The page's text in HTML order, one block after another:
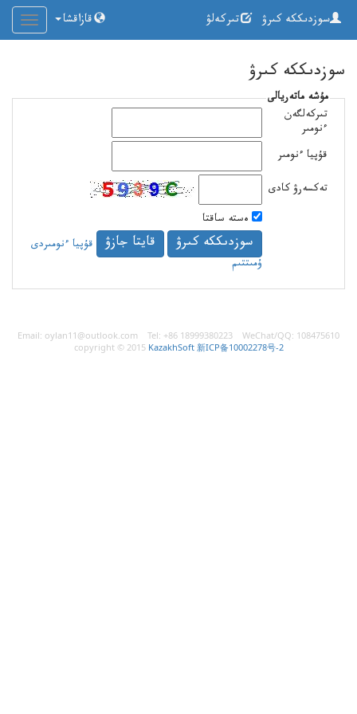
سوزدىككە كىرۋ تىركەلۋ قازاقشا
سوزدىككە كىرۋ
مۇشە ماتەريالى
تىركەلگەن
ءنومىر
قۇپيا ءنومىر
تەكسەرۋ كادى
ەستە ساقتا
قۇپيا ءنومىردى
ۇمىتتىم
Email: oylan11@outlook.com Tel: +86 18999380223 WeChat/QQ: 108475610
copyright © 2015 KazakhSoft 新ICP备10002278号-2